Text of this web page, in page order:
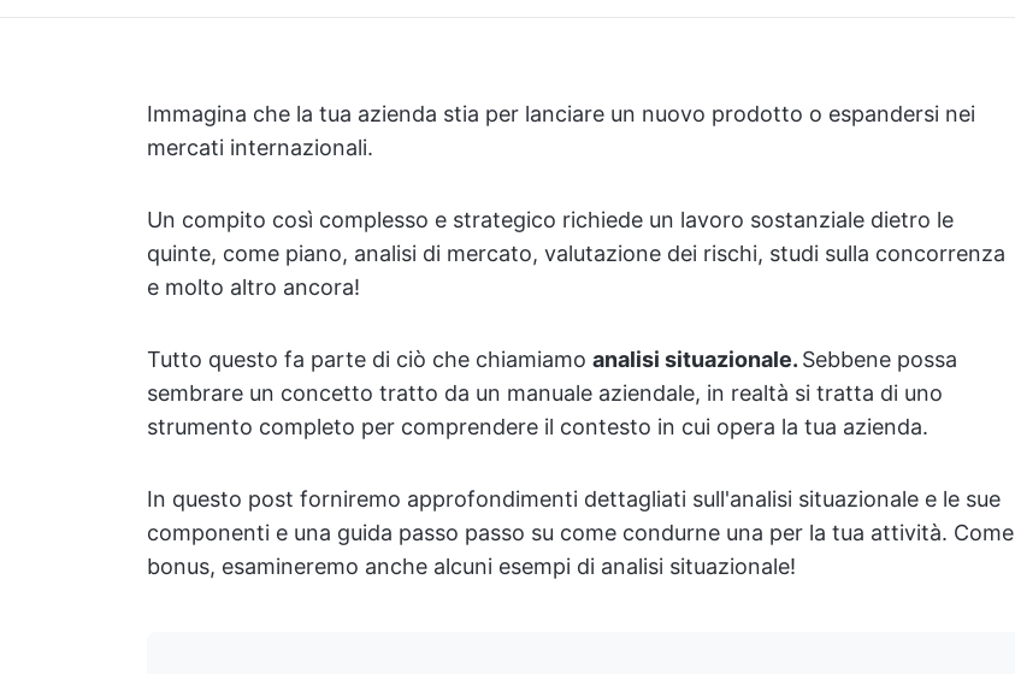
Immagina che la tua azienda stia per lanciare un nuovo prodotto o espandersi nei
mercati internazionali.
Un compito così complesso e strategico richiede un lavoro sostanziale dietro le
quinte, come piano, analisi di mercato, valutazione dei rischi, studi sulla concorrenza
e molto altro ancora!
Tutto questo fa parte di ciò che chiamiamo analisi situazionale. Sebbene possa
sembrare un concetto tratto da un manuale aziendale, in realtà si tratta di uno
strumento completo per comprendere il contesto in cui opera la tua azienda.
In questo post forniremo approfondimenti dettagliati sull'analisi situazionale e le sue
componenti e una guida passo passo su come condurne una per la tua attività. Come
bonus, esamineremo anche alcuni esempi di analisi situazionale!